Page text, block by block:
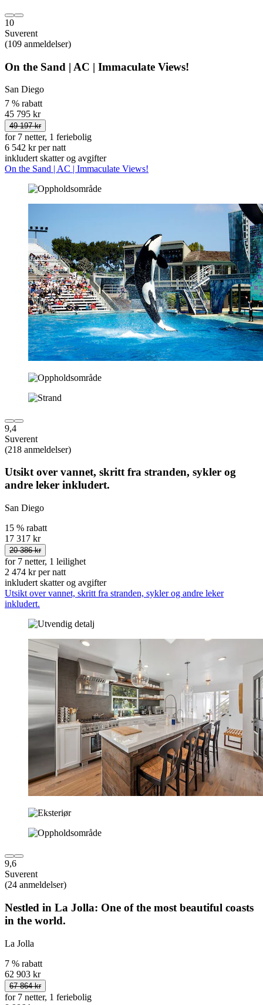
10
Suverent
(109 anmeldelser)
On the Sand | AC | Immaculate Views!
San Diego
7 % rabatt
45 795 kr
49 197 kr
for 7 netter, 1 feriebolig
6 542 kr per natt
inkludert skatter og avgifter
On the Sand | AC | Immaculate Views!
9,4
Suverent
(218 anmeldelser)
Utsikt over vannet, skritt fra stranden, sykler og
andre leker inkludert.
San Diego
15 % rabatt
17 317 kr
20 386 kr
for 7 netter, 1 leilighet
2 474 kr per natt
inkludert skatter og avgifter
Utsikt over vannet, skritt fra stranden, sykler og andre leker
inkludert.
9,6
Suverent
(24 anmeldelser)
Nestled in La Jolla: One of the most beautiful coasts
in the world.
La Jolla
7 % rabatt
62 903 kr
67 864 kr
for 7 netter, 1 feriebolig